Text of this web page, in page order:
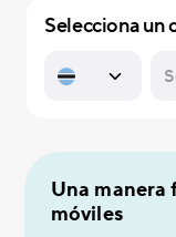
Selecciona un
Una manera
móviles